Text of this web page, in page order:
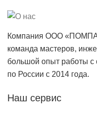
Компания ООО «ПОМПА
команда мастеров,
большой опыт работы
по России с 2014 года.
Наш сервис